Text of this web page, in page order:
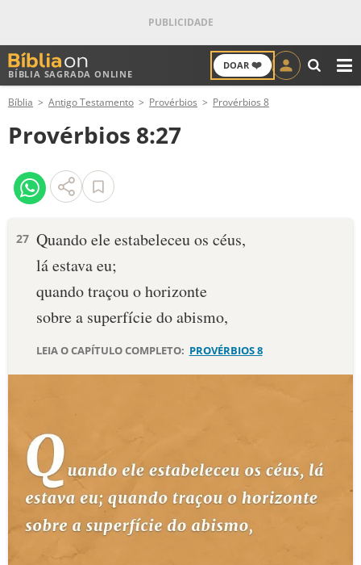
BÍBLIA SAGRADA ONLINE
DOAR ❤️
ANTIGO TESTAMENTO
NOVO TESTAMENTO
VERSÍCULOS
PALAVRA DO DIA
SALMO DO DIA
DEVOCIONAL DIÁRIO
ESTUDOS BÍBLICOS
ESBOÇOS DE PREGAÇÃO
TEMAS
PERGUNTE À BÍBLIA
Bíblia Antigo Testamento Provérbios Provérbios 8
Provérbios 8:27
27 Quando ele estabeleceu os céus,
lá estava eu;
quando traçou o horizonte
sobre a superfície do abismo,
LEIA O CAPÍTULO COMPLETO: PROVÉRBIOS 8